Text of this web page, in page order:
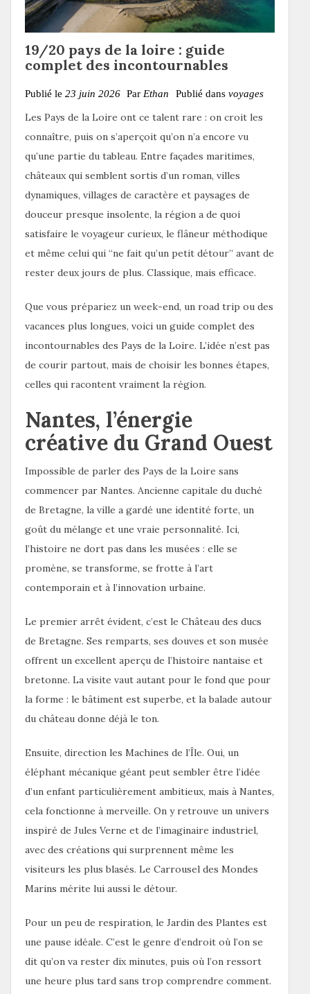
19/20 pays de la loire : guide
complet des incontournables
Publié le 23 juin 2026 Par Ethan Publié dans voyages
Les Pays de la Loire ont ce talent rare : on croit les
connaître, puis on s’aperçoit qu’on n’a encore vu
qu’une partie du tableau. Entre façades maritimes,
châteaux qui semblent sortis d’un roman, villes
dynamiques, villages de caractère et paysages de
douceur presque insolente, la région a de quoi
satisfaire le voyageur curieux, le flâneur méthodique
et même celui qui “ne fait qu’un petit détour” avant de
rester deux jours de plus. Classique, mais efficace.
Que vous prépariez un week-end, un road trip ou des
vacances plus longues, voici un guide complet des
incontournables des Pays de la Loire. L’idée n’est pas
de courir partout, mais de choisir les bonnes étapes,
celles qui racontent vraiment la région.
Nantes, l’énergie
créative du Grand Ouest
Impossible de parler des Pays de la Loire sans
commencer par Nantes. Ancienne capitale du duché
de Bretagne, la ville a gardé une identité forte, un
goût du mélange et une vraie personnalité. Ici,
l’histoire ne dort pas dans les musées : elle se
promène, se transforme, se frotte à l’art
contemporain et à l’innovation urbaine.
Le premier arrêt évident, c’est le Château des ducs
de Bretagne. Ses remparts, ses douves et son musée
offrent un excellent aperçu de l’histoire nantaise et
bretonne. La visite vaut autant pour le fond que pour
la forme : le bâtiment est superbe, et la balade autour
du château donne déjà le ton.
Ensuite, direction les Machines de l’Île. Oui, un
éléphant mécanique géant peut sembler être l’idée
d’un enfant particulièrement ambitieux, mais à Nantes,
cela fonctionne à merveille. On y retrouve un univers
inspiré de Jules Verne et de l’imaginaire industriel,
avec des créations qui surprennent même les
visiteurs les plus blasés. Le Carrousel des Mondes
Marins mérite lui aussi le détour.
Pour un peu de respiration, le Jardin des Plantes est
une pause idéale. C’est le genre d’endroit où l’on se
dit qu’on va rester dix minutes, puis où l’on ressort
une heure plus tard sans trop comprendre comment.